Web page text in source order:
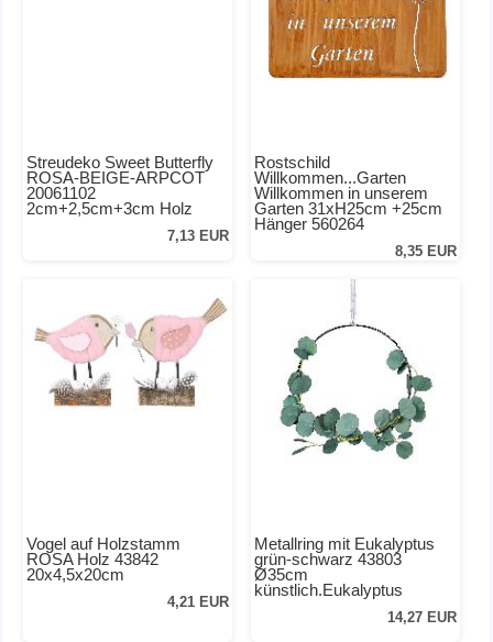
Streudeko Sweet Butterfly
ROSA-BEIGE-ARPCOT
20061102
2cm+2,5cm+3cm Holz
7,13 EUR
Rostschild
Willkommen...Garten
Willkommen in unserem
Garten 31xH25cm +25cm
Hänger 560264
8,35 EUR
Vogel auf Holzstamm
ROSA Holz 43842
20x4,5x20cm
4,21 EUR
Metallring mit Eukalyptus
grün-schwarz 43803
Ø35cm
künstlich.Eukalyptus
14,27 EUR